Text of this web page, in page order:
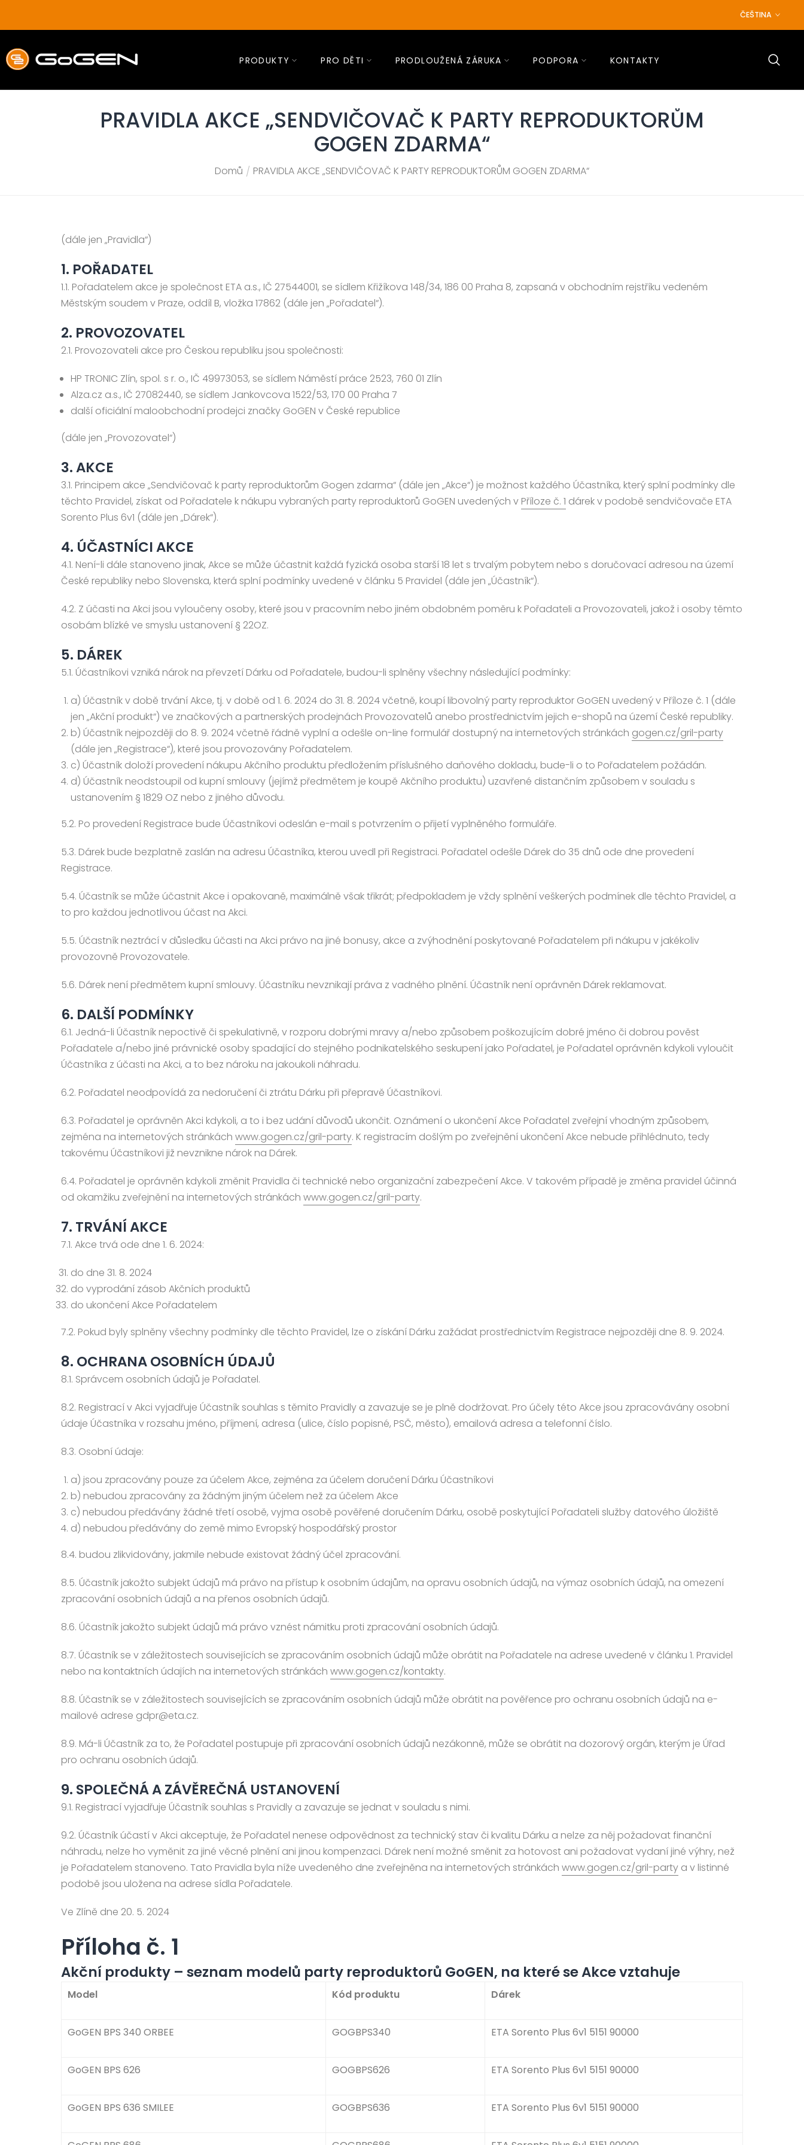
na
obsah
ČEŠTINA
PRODUKTY PRO DĚTI PRODLOUŽENÁ ZÁRUKA PODPORA KONTAKTY
PRAVIDLA AKCE „SENDVIČOVAČ K PARTY REPRODUKTORŮM
GOGEN ZDARMA“
Domů / PRAVIDLA AKCE „SENDVIČOVAČ K PARTY REPRODUKTORŮM GOGEN ZDARMA“
(dále jen „Pravidla“)
1. POŘADATEL
1.1. Pořadatelem akce je společnost ETA a.s., IČ 27544001, se sídlem Křižíkova 148/34, 186 00 Praha 8, zapsaná v obchodním rejstříku vedeném
Městským soudem v Praze, oddíl B, vložka 17862 (dále jen „Pořadatel“).
2. PROVOZOVATEL
2.1. Provozovateli akce pro Českou republiku jsou společnosti:
HP TRONIC Zlín, spol. s r. o., IČ 49973053, se sídlem Náměstí práce 2523, 760 01 Zlín
Alza.cz a.s., IČ 27082440, se sídlem Jankovcova 1522/53, 170 00 Praha 7
další oficiální maloobchodní prodejci značky GoGEN v České republice
(dále jen „Provozovatel“)
3. AKCE
3.1. Principem akce „Sendvičovač k party reproduktorům Gogen zdarma“ (dále jen „Akce“) je možnost každého Účastníka, který splní podmínky dle
těchto Pravidel, získat od Pořadatele k nákupu vybraných party reproduktorů GoGEN uvedených v Příloze č. 1 dárek v podobě sendvičovače ETA
Sorento Plus 6v1 (dále jen „Dárek“).
4. ÚČASTNÍCI AKCE
4.1. Není-li dále stanoveno jinak, Akce se může účastnit každá fyzická osoba starší 18 let s trvalým pobytem nebo s doručovací adresou na území
České republiky nebo Slovenska, která splní podmínky uvedené v článku 5 Pravidel (dále jen „Účastník“).
4.2. Z účasti na Akci jsou vyloučeny osoby, které jsou v pracovním nebo jiném obdobném poměru k Pořadateli a Provozovateli, jakož i osoby těmto
osobám blízké ve smyslu ustanovení § 22OZ.
5. DÁREK
5.1. Účastníkovi vzniká nárok na převzetí Dárku od Pořadatele, budou-li splněny všechny následující podmínky:
a) Účastník v době trvání Akce, tj. v době od 1. 6. 2024 do 31. 8. 2024 včetně, koupí libovolný party reproduktor GoGEN uvedený v Příloze č. 1 (dále
jen „Akční produkt“) ve značkových a partnerských prodejnách Provozovatelů anebo prostřednictvím jejich e-shopů na území České republiky.
b) Účastník nejpozději do 8. 9. 2024 včetně řádně vyplní a odešle on-line formulář dostupný na internetových stránkách gogen.cz/gril-party
(dále jen „Registrace“), které jsou provozovány Pořadatelem.
c) Účastník doloží provedení nákupu Akčního produktu předložením příslušného daňového dokladu, bude-li o to Pořadatelem požádán.
d) Účastník neodstoupil od kupní smlouvy (jejímž předmětem je koupě Akčního produktu) uzavřené distančním způsobem v souladu s
ustanovením § 1829 OZ nebo z jiného důvodu.
5.2. Po provedení Registrace bude Účastníkovi odeslán e-mail s potvrzením o přijetí vyplněného formuláře.
5.3. Dárek bude bezplatně zaslán na adresu Účastníka, kterou uvedl při Registraci. Pořadatel odešle Dárek do 35 dnů ode dne provedení
Registrace.
5.4. Účastník se může účastnit Akce i opakovaně, maximálně však třikrát; předpokladem je vždy splnění veškerých podmínek dle těchto Pravidel, a
to pro každou jednotlivou účast na Akci.
5.5. Účastník neztrácí v důsledku účasti na Akci právo na jiné bonusy, akce a zvýhodnění poskytované Pořadatelem při nákupu v jakékoliv
provozovně Provozovatele.
5.6. Dárek není předmětem kupní smlouvy. Účastníku nevznikají práva z vadného plnění. Účastník není oprávněn Dárek reklamovat.
6. DALŠÍ PODMÍNKY
6.1. Jedná-li Účastník nepoctivě či spekulativně, v rozporu dobrými mravy a/nebo způsobem poškozujícím dobré jméno či dobrou pověst
Pořadatele a/nebo jiné právnické osoby spadající do stejného podnikatelského seskupení jako Pořadatel, je Pořadatel oprávněn kdykoli vyloučit
Účastníka z účasti na Akci, a to bez nároku na jakoukoli náhradu.
6.2. Pořadatel neodpovídá za nedoručení či ztrátu Dárku při přepravě Účastníkovi.
6.3. Pořadatel je oprávněn Akci kdykoli, a to i bez udání důvodů ukončit. Oznámení o ukončení Akce Pořadatel zveřejní vhodným způsobem,
zejména na internetových stránkách www.gogen.cz/gril-party. K registracím došlým po zveřejnění ukončení Akce nebude přihlédnuto, tedy
takovému Účastníkovi již nevznikne nárok na Dárek.
6.4. Pořadatel je oprávněn kdykoli změnit Pravidla či technické nebo organizační zabezpečení Akce. V takovém případě je změna pravidel účinná
od okamžiku zveřejnění na internetových stránkách www.gogen.cz/gril-party.
7. TRVÁNÍ AKCE
7.1. Akce trvá ode dne 1. 6. 2024:
do dne 31. 8. 2024
do vyprodání zásob Akčních produktů
do ukončení Akce Pořadatelem
7.2. Pokud byly splněny všechny podmínky dle těchto Pravidel, lze o získání Dárku zažádat prostřednictvím Registrace nejpozději dne 8. 9. 2024.
8. OCHRANA OSOBNÍCH ÚDAJŮ
8.1. Správcem osobních údajů je Pořadatel.
8.2. Registrací v Akci vyjadřuje Účastník souhlas s těmito Pravidly a zavazuje se je plně dodržovat. Pro účely této Akce jsou zpracovávány osobní
údaje Účastníka v rozsahu jméno, příjmení, adresa (ulice, číslo popisné, PSČ, město), emailová adresa a telefonní číslo.
8.3. Osobní údaje:
a) jsou zpracovány pouze za účelem Akce, zejména za účelem doručení Dárku Účastníkovi
b) nebudou zpracovány za žádným jiným účelem než za účelem Akce
c) nebudou předávány žádné třetí osobě, vyjma osobě pověřené doručením Dárku, osobě poskytující Pořadateli služby datového úložiště
d) nebudou předávány do země mimo Evropský hospodářský prostor
8.4. budou zlikvidovány, jakmile nebude existovat žádný účel zpracování.
8.5. Účastník jakožto subjekt údajů má právo na přístup k osobním údajům, na opravu osobních údajů, na výmaz osobních údajů, na omezení
zpracování osobních údajů a na přenos osobních údajů.
8.6. Účastník jakožto subjekt údajů má právo vznést námitku proti zpracování osobních údajů.
8.7. Účastník se v záležitostech souvisejících se zpracováním osobních údajů může obrátit na Pořadatele na adrese uvedené v článku 1. Pravidel
nebo na kontaktních údajích na internetových stránkách www.gogen.cz/kontakty.
8.8. Účastník se v záležitostech souvisejících se zpracováním osobních údajů může obrátit na pověřence pro ochranu osobních údajů na e-
mailové adrese gdpr@eta.cz.
8.9. Má-li Účastník za to, že Pořadatel postupuje při zpracování osobních údajů nezákonně, může se obrátit na dozorový orgán, kterým je Úřad
pro ochranu osobních údajů.
9. SPOLEČNÁ A ZÁVĚREČNÁ USTANOVENÍ
9.1. Registrací vyjadřuje Účastník souhlas s Pravidly a zavazuje se jednat v souladu s nimi.
9.2. Účastník účastí v Akci akceptuje, že Pořadatel nenese odpovědnost za technický stav či kvalitu Dárku a nelze za něj požadovat finanční
náhradu, nelze ho vyměnit za jiné věcné plnění ani jinou kompenzaci. Dárek není možné směnit za hotovost ani požadovat vydaní jiné výhry, než
je Pořadatelem stanoveno. Tato Pravidla byla níže uvedeného dne zveřejněna na internetových stránkách www.gogen.cz/gril-party a v listinné
podobě jsou uložena na adrese sídla Pořadatele.
Ve Zlíně dne 20. 5. 2024
Příloha č. 1
Akční produkty – seznam modelů party reproduktorů GoGEN, na které se Akce vztahuje
Model Kód produktu Dárek
GoGEN BPS 340 ORBEE GOGBPS340 ETA Sorento Plus 6v1 5151 90000
GoGEN BPS 626 GOGBPS626 ETA Sorento Plus 6v1 5151 90000
GoGEN BPS 636 SMILEE GOGBPS636 ETA Sorento Plus 6v1 5151 90000